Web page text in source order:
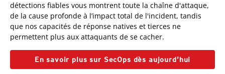
détections fiables vous montrent toute la chaîne d'attaque,
de la cause profonde à l’impact total de l'incident, tandis
que nos capacités de réponse natives et tierces ne
permettent plus aux attaquants de se cacher.
En savoir plus sur SecOps dès aujourd’hui